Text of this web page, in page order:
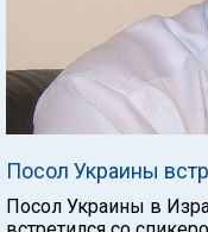
Посол Украины
Посол Украины в